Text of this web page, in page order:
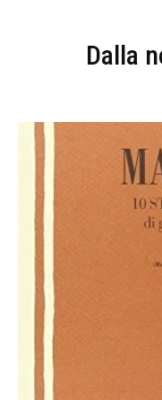
Dalla